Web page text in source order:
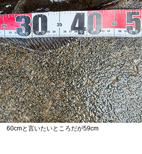
60cmと言いたいところだが59cm